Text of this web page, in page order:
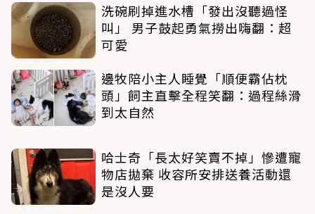
洗碗刷掉進水槽「發出沒聽過怪
叫」 男子鼓起勇氣撈出嗨翻：超
可愛
邊牧陪小主人睡覺「順便霸佔枕
頭」飼主直擊全程笑翻：過程絲滑
到太自然
哈士奇「長太好笑賣不掉」慘遭寵
物店拋棄 收容所安排送養活動還
是沒人要